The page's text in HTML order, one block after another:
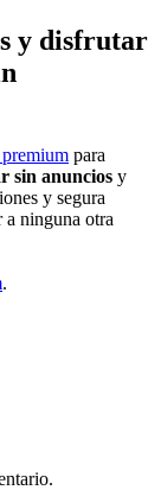
y disfrutar
para
sin anuncios y
y segura
a ninguna otra
.